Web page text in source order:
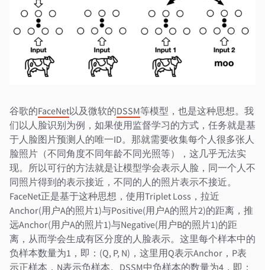
谷歌的FaceNet以及微软的DSSM等模型，也是这种思想。我
们以人脸识别为例，如果使用监督学习的方式，任务就是基
于人脸图片预测人的唯一ID。那就需要收集每个人很多张人
脸照片（不同角度不同年龄不同光照等），这几乎无法实
现。所以可行的方法就是让模型学会表示人脸，同一个人不
同照片得到的表示接近，不同的人的照片表示不接近。
FaceNet正是基于这种思想，使用Triplet Loss，拉近
Anchor(用户A的照片1)与Positive(用户A的照片2)的距离，推
远Anchor(用户A的照片1)与Negative(用户B的照片1)的距
离，从而学会生成有区分度的人脸表示。这里每个样本中的
负样本数量为1，即：(Q, P, N)，这里用Q表示Anchor，P表
示正样本，N表示负样本。DSSM中负样本的数量为4，即：